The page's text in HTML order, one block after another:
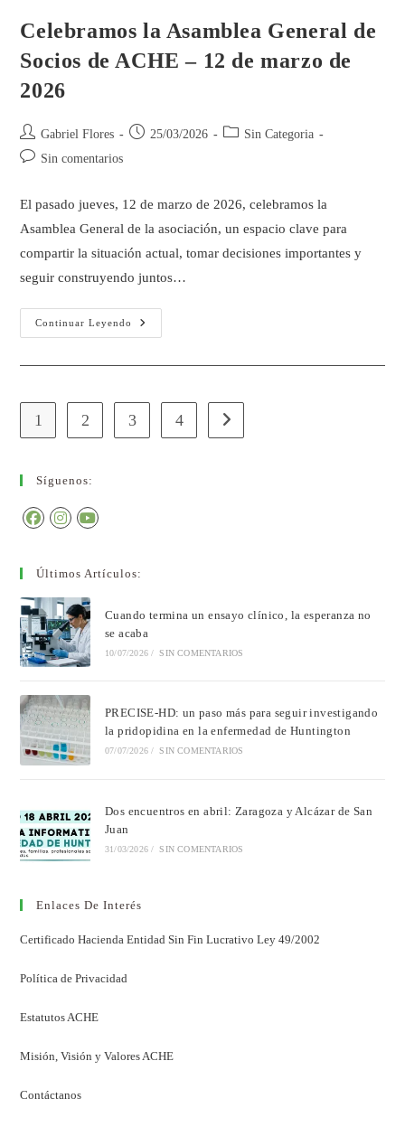
Celebramos la Asamblea General de
Socios de ACHE – 12 de marzo de
2026
Gabriel Flores 25/03/2026
Sin Categoria
Sin comentarios
El pasado jueves, 12 de marzo de 2026, celebramos la
Asamblea General de la asociación, un espacio clave para
compartir la situación actual, tomar decisiones importantes y
seguir construyendo juntos…
Continuar Leyendo
1 2 3 4
Síguenos:
Últimos Artículos:
Cuando termina un ensayo clínico, la esperanza no
se acaba
10/07/2026 / SIN COMENTARIOS
PRECISE-HD: un paso más para seguir investigando
la pridopidina en la enfermedad de Huntington
07/07/2026 / SIN COMENTARIOS
Dos encuentros en abril: Zaragoza y Alcázar de San
Juan
31/03/2026 / SIN COMENTARIOS
Enlaces De Interés
Certificado Hacienda Entidad Sin Fin Lucrativo Ley 49/2002
Política de Privacidad
Estatutos ACHE
Misión, Visión y Valores ACHE
Contáctanos